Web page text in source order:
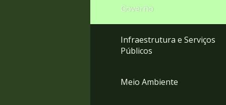
Governo
Infraestrutura e Serviços
Públicos
Meio Ambiente